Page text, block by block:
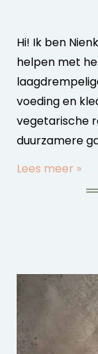
Hi! Ik ben
helpen met
voeding en
vegetarische
duurzamere
Lees meer »